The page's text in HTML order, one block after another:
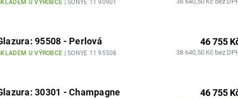
U VÝROBCE | SONYE 11 90901
95508 - Perlová
U VÝROBCE | SONYE 11 95508
46 755
38 640,50 Kč bez
30301 - Champagne 46 755